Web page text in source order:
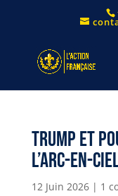
TRUMP ET
L’ARC-EN-
12 Juin 2026| 1